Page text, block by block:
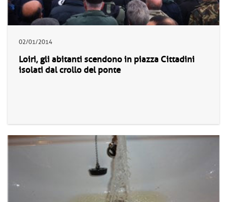
02/01/2014
Loiri, gli abitanti scendono in piazza Cittadini
isolati dal crollo del ponte